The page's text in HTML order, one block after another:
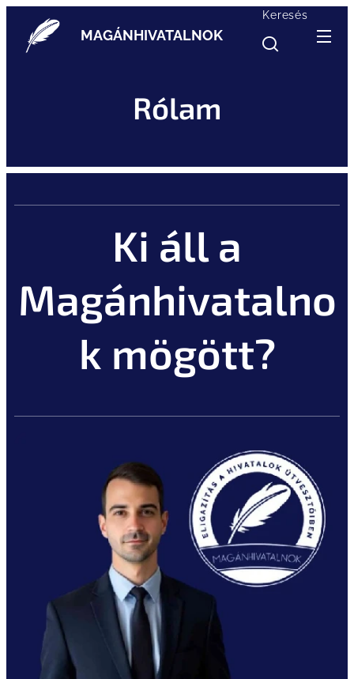
MAGÁNHIVATALNOK
Keresés
Rólam
Ki áll a
Magánhivatalno
k mögött?